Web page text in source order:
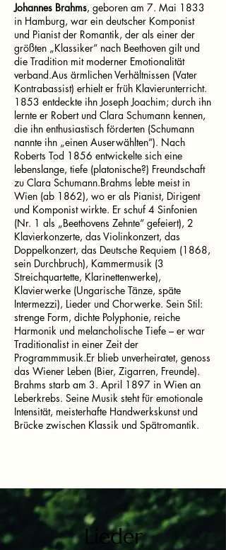
Johannes Brahms, geboren am 7. Mai 1833
in Hamburg, war ein deutscher Komponist
und Pianist der Romantik, der als einer der
größten „Klassiker“ nach Beethoven gilt und
die Tradition mit moderner Emotionalität
verband.Aus ärmlichen Verhältnissen (Vater
Kontrabassist) erhielt er früh Klavierunterricht.
1853 entdeckte ihn Joseph Joachim; durch ihn
lernte er Robert und Clara Schumann kennen,
die ihn enthusiastisch förderten (Schumann
nannte ihn „einen Auserwählten“). Nach
Roberts Tod 1856 entwickelte sich eine
lebenslange, tiefe (platonische?) Freundschaft
zu Clara Schumann.Brahms lebte meist in
Wien (ab 1862), wo er als Pianist, Dirigent
und Komponist wirkte. Er schuf 4 Sinfonien
(Nr. 1 als „Beethovens Zehnte“ gefeiert), 2
Klavierkonzerte, das Violinkonzert, das
Doppelkonzert, das Deutsche Requiem (1868,
sein Durchbruch), Kammermusik (3
Streichquartette, Klarinettenwerke),
Klavierwerke (Ungarische Tänze, späte
Intermezzi), Lieder und Chorwerke. Sein Stil:
strenge Form, dichte Polyphonie, reiche
Harmonik und melancholische Tiefe – er war
Traditionalist in einer Zeit der
Programmmusik.Er blieb unverheiratet, genoss
das Wiener Leben (Bier, Zigarren, Freunde).
Brahms starb am 3. April 1897 in Wien an
Leberkrebs. Seine Musik steht für emotionale
Intensität, meisterhafte Handwerkskunst und
Brücke zwischen Klassik und Spätromantik.
Lieder